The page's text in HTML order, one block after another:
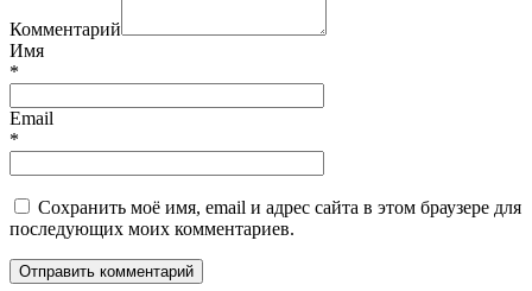
Комментарий
Имя
*
Email
*
Сохранить моё имя, email и адрес сайта в этом браузере для
последующих моих комментариев.